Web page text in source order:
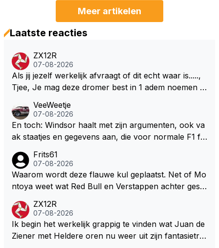
Meer artikelen
Laatste reacties
ZX12R
07-08-2026
Als jij jezelf werkelijk afvraagt of dit echt waar is.....,
Tjee, Je mag deze dromer best in 1 adem noemen m
aar voordragen uit eigen geest. Kan mij voorstellen d
at je het leuk vindt sprookjes te luisteren maar heb jij
jezelf dan ook wel eens afgevraagd of de dappere b
ze wolff gesneden heeft?
VeeWeetje
07-08-2026
En toch: Windsor haalt met zijn argumenten, ook va
ak staatjes en gegevens aan, die voor normale F1 fa
okies made of your own dough" 🤣
Frits61
07-08-2026
Waarom wordt deze flauwe kul geplaatst. Net of Mo
ntoya weet wat Red Bull en Verstappen achter geslo
ZX12R
07-08-2026
Ik begin het werkelijk grappig te vinden wat Juan de
Ziener met Heldere oren nu weer uit zijn fantasietro